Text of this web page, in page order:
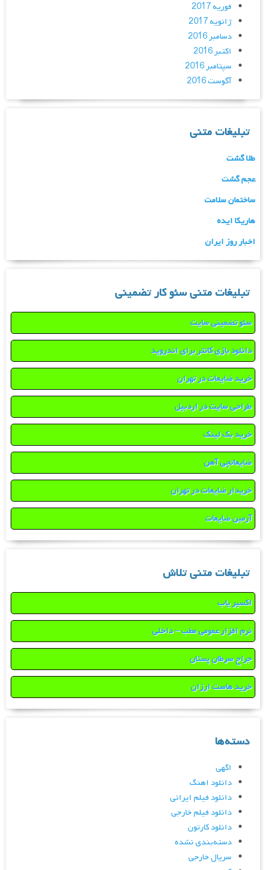
فوریه 2017
ژانویه 2017
دسامبر 2016
اکتبر 2016
سپتامبر 2016
آگوست 2016
تبلیغات متنی
طلا گشت
عجم گشت
ساختمان سلامت
هاریکا ایده
اخبار روز ایران
تبلیغات متنی سئو کار تضمینی
سئو تضمینی سایت
دانلود بازی کانتر برای اندروید
خرید ضایعات در تهران
طراحی سایت در اردبیل
خرید بک لینک
ضایعاتچی آهن
خریدار ضایعات در تهران
آرمین ضایعات
تبلیغات متنی تلاش
اکسیر یاب
نرم افزار عمومی مطب – داخلی
جراح سرطان پستان
خرید هاست ارزان
دسته‌ها
اگهی
دانلود اهنگ
دانلود فیلم ایرانی
دانلود فیلم خارجی
دانلود کارتون
دسته‌بندی نشده
سریال خارجی